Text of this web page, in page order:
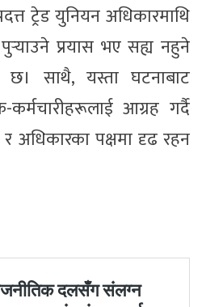
ट्रेड युनियन अधिकारमाथि
प्रयास भए सह्य नहुने
छ। साथै, यस्ता घटनाबाट
आग्रह गर्दै
अधिकारका पक्षमा दृढ रहन